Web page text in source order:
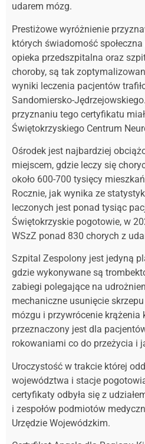
udarem mózg.
Prestiżowe wyróżnienie
których świadomość
opieka przedszpitalna oraz
choroby, są tak
wyniki leczenia pacjentów
Sandomiersko-
przyznaniu tego certyfikatu
Świętokrzyskiego Centrum
Ośrodek jest najbardziej
miejscem, gdzie leczy się
około 600-700 tysięcy
Rocznie, jak wynika ze
leczonych jest ponad tysiąc
Świętokrzyskie pogotowie, w
WSzZ ponad 830 chorych z
Szpital Zespolony jest jedyną
gdzie wykonywane są
zabiegi polegające na
mechaniczne usunięcie
mózgu i przywrócenie krążenia
przeznaczony jest dla
rokowaniami co do przeżycia i
Uroczystość w trakcie której
województwa i stacje
certyfikaty odbyła się z
i zespołów podmiotów
Urzędzie Wojewódzkim.